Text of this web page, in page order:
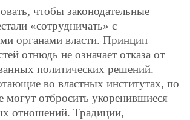
чтобы законодательные
«сотрудничать» с
органами власти. Принцип
отнюдь не означает отказа от
политических решений.
во властных институтах, по
могут отбросить укоренившиеся
отношений. Традиции,